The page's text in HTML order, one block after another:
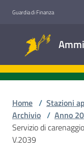
Guardia di Finanza
Accesso
Home / Stazioni
Archivio / Anno
Servizio di
V.2039